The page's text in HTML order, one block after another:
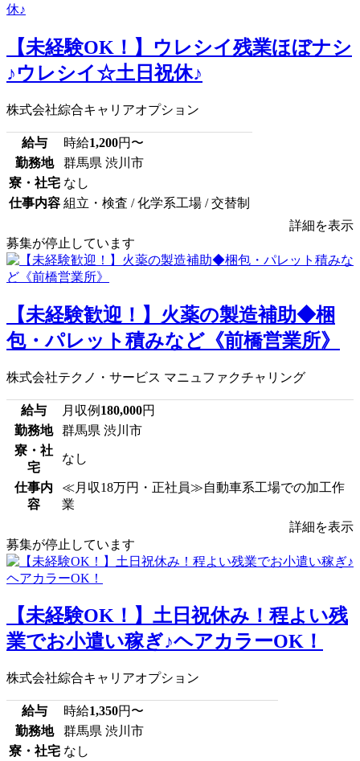
【未経験OK！】ウレシイ残業ほぼナシ
♪ウレシイ☆土日祝休♪
株式会社綜合キャリアオプション
給与 時給1,200円〜
勤務地
群馬県 渋川市
寮・社宅 なし
仕事内容 組立・検査 / 化学系工場 / 交替制
詳細を表示
募集が停止しています
【未経験歓迎！】火薬の製造補助◆梱
包・パレット積みなど《前橋営業所》
株式会社テクノ・サービス マニュファクチャリング
給与 月収例 180,000円
勤務地
群馬県 渋川市
寮・社
宅
なし
仕事内
容
≪月収18万円・正社員≫自動車系工場での加工作
業
詳細を表示
募集が停止しています
【未経験OK！】土日祝休み！程よい残
業でお小遣い稼ぎ♪ヘアカラーOK！
株式会社綜合キャリアオプション
給与 時給1,350円〜
勤務地
群馬県 渋川市
寮・社宅 なし